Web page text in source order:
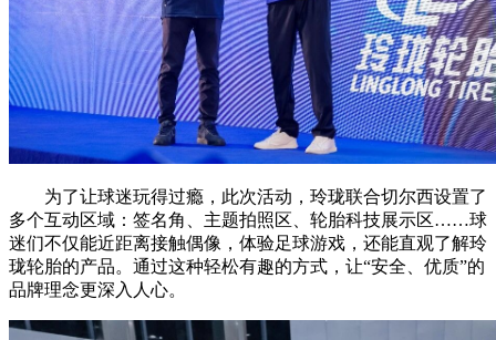
为了让球迷玩得过瘾，此次活动，玲珑联合切尔西设置了
多个互动区域：签名角、主题拍照区、轮胎科技展示区……球
迷们不仅能近距离接触偶像，体验足球游戏，还能直观了解玲
珑轮胎的产品。通过这种轻松有趣的方式，让“安全、优质”的
品牌理念更深入人心。